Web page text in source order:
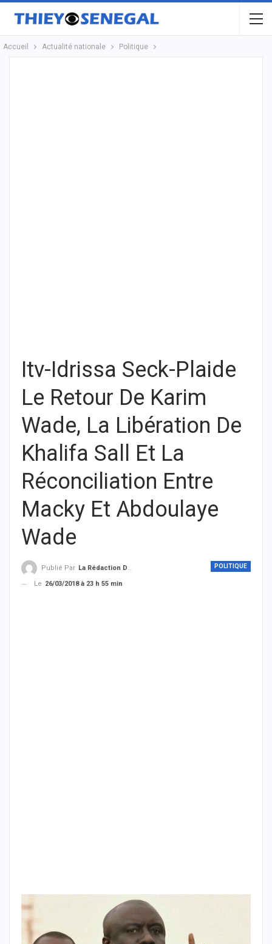
Accueil Actualité nationale Politique
Itv-Idrissa Seck-Plaide
Le Retour De Karim
Wade, La Libération De
Khalifa Sall Et La
Réconciliation Entre
Macky Et Abdoulaye
Wade
POLITIQUE
Publié Par La Rédaction De THIEYSENEGAL.com
Le 26/03/2018 à 23 h 55 min